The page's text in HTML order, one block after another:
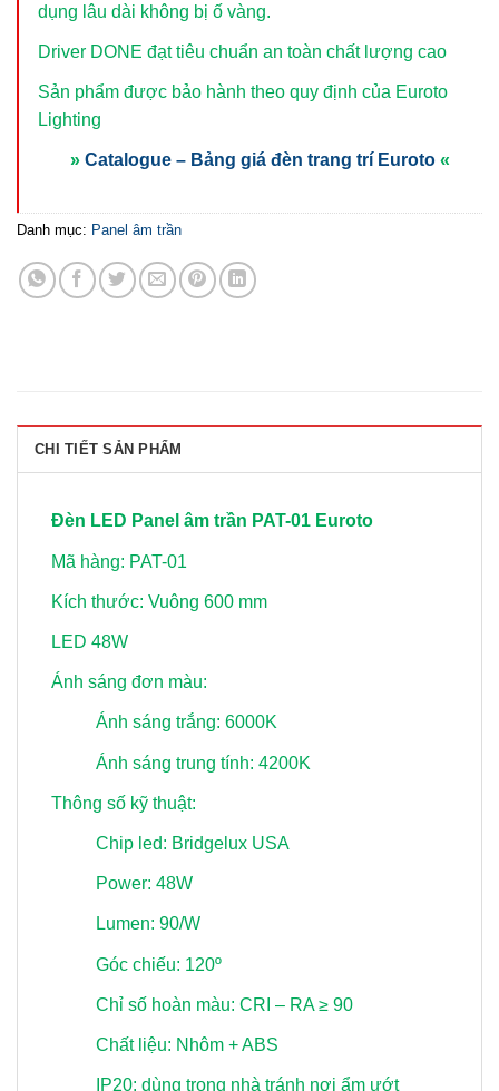
dụng lâu dài không bị ố vàng.
Driver DONE đạt tiêu chuẩn an toàn chất lượng cao
Sản phẩm được bảo hành theo quy định của Euroto
Lighting
» Catalogue – Bảng giá đèn trang trí Euroto «
Danh mục: Panel âm trần
CHI TIẾT SẢN PHẨM
Đèn LED Panel âm trần PAT-01 Euroto
Mã hàng: PAT-01
Kích thước: Vuông 600 mm
LED 48W
Ánh sáng đơn màu:
Ánh sáng trắng: 6000K
Ánh sáng trung tính: 4200K
Thông số kỹ thuật:
Chip led: Bridgelux USA
Power: 48W
Lumen: 90/W
Góc chiếu: 120º
Chỉ số hoàn màu: CRI – RA ≥ 90
Chất liệu: Nhôm + ABS
IP20: dùng trong nhà tránh nơi ẩm ướt